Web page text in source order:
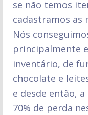
se não temos
cadastramos as
Nós
principalmente
inventário, de
chocolate e
e desde então,
70% de perda